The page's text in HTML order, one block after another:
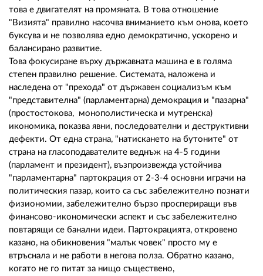
това е двигателят на промяната. В това отношение
"Визията" правилно насочва вниманието към онова, което
буксува и не позволява едно демократично, ускорено и
балансирано развитие.
Това фокусиране върху държавната машина е в голяма
степен правилно решение. Системата, наложена и
наследена от "прехода" от държавен социализъм към
"представителна" (парламентарна) демокрация и "пазарна"
(простостокова, монополистическа и мутренска)
икономика, показва явни, последователни и деструктивни
дефекти. От една страна, "натискането на бутоните" от
страна на гласоподавателите веднъж на 4-5 години
(парламент и президент), възпроизвежда устойчива
"парламентарна" партокрация от 2-3-4 основни играчи на
политическия пазар, които са със забележително познати
физиономии, забележително бързо проспериращи във
финансово-икономически аспект и със забележително
повтарящи се банални идеи. Партокрацията, откровено
казано, на обикновения "малък човек" просто му е
втръснала и не работи в негова полза. Обратно казано,
когато не го питат за нищо съществено,